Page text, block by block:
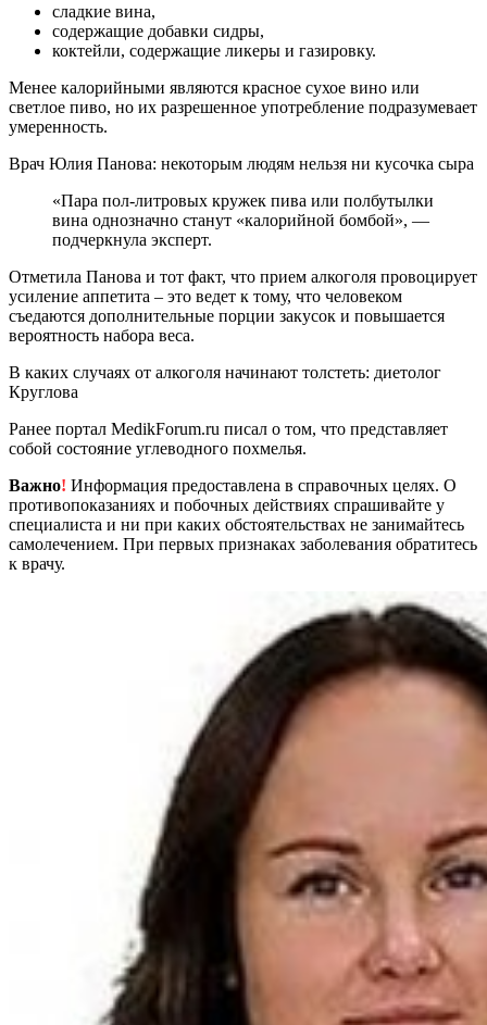
сладкие вина,
содержащие добавки сидры,
коктейли, содержащие ликеры и газировку.
Менее калорийными являются красное сухое вино или
светлое пиво, но их разрешенное употребление подразумевает
умеренность.
Врач Юлия Панова: некоторым людям нельзя ни кусочка сыра
«Пара пол-литровых кружек пива или полбутылки
вина однозначно станут «калорийной бомбой», —
подчеркнула эксперт.
Отметила Панова и тот факт, что прием алкоголя провоцирует
усиление аппетита – это ведет к тому, что человеком
съедаются дополнительные порции закусок и повышается
вероятность набора веса.
В каких случаях от алкоголя начинают толстеть: диетолог
Круглова
Ранее портал MedikForum.ru писал о том, что представляет
собой состояние углеводного похмелья.
Важно! Информация предоставлена в справочных целях. О
противопоказаниях и побочных действиях спрашивайте у
специалиста и ни при каких обстоятельствах не занимайтесь
самолечением. При первых признаках заболевания обратитесь
к врачу.